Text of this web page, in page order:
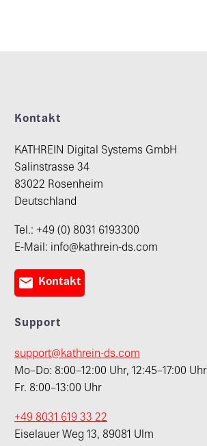
Kontakt
KATHREIN Digital Systems GmbH
Salinstrasse 34
83022 Rosenheim
Deutschland
Tel.: +49 (0) 8031 6193300
E-Mail: info@kathrein-ds.com
 Kontakt
Support
support@kathrein-ds.com
Mo–Do: 8:00–12:00 Uhr, 12:45–17:00 Uhr
Fr. 8:00–13:00 Uhr
+49 8031 619 33 22
Eiselauer Weg 13, 89081 Ulm